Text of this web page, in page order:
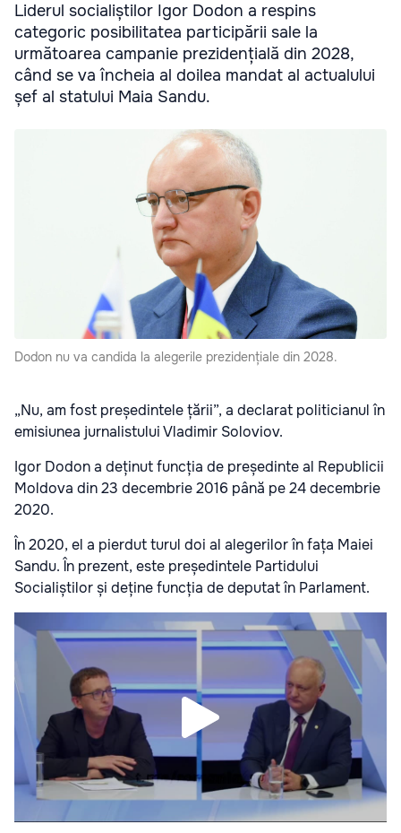
Liderul socialiștilor Igor Dodon a respins
categoric posibilitatea participării sale la
următoarea campanie prezidențială din 2028,
când se va încheia al doilea mandat al actualului
șef al statului Maia Sandu.
Dodon nu va candida la alegerile prezidențiale din 2028.
„Nu, am fost președintele țării”, a declarat politicianul în
emisiunea jurnalistului Vladimir Soloviov.
Igor Dodon a deținut funcția de președinte al Republicii
Moldova din 23 decembrie 2016 până pe 24 decembrie
2020.
În 2020, el a pierdut turul doi al alegerilor în fața Maiei
Sandu. În prezent, este președintele Partidului
Socialiștilor și deține funcția de deputat în Parlament.